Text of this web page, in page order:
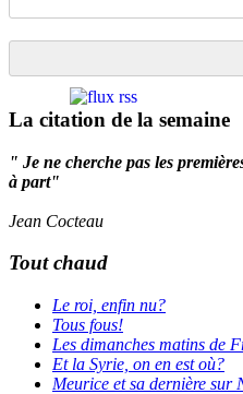
La citation de la semaine
" Je ne cherche pas les
à part"
Jean Cocteau
Tout chaud
Le roi, enfin nu?
Tous fous!
Les dimanches matins de
Et la Syrie, on en est où?
Meurice et sa dernière sur